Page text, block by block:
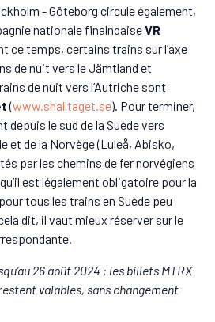
- Göteborg circule également,
nationale finalndaiseVR
ce temps, certains trains sur l’axe
de nuit vers le Jämtland et
de nuit vers l’Autriche sont
(www.snalltaget.se). Pour terminer,
depuis le sud de la Suède vers
et de la Norvège (Luleå, Abisko,
par les chemins de fer norvégiens
est légalement obligatoire pour la
tous les trains en Suède peu
dit, il vaut mieux réserver sur le
26 août 2024 ; les billets MTRX
valables, sans changement